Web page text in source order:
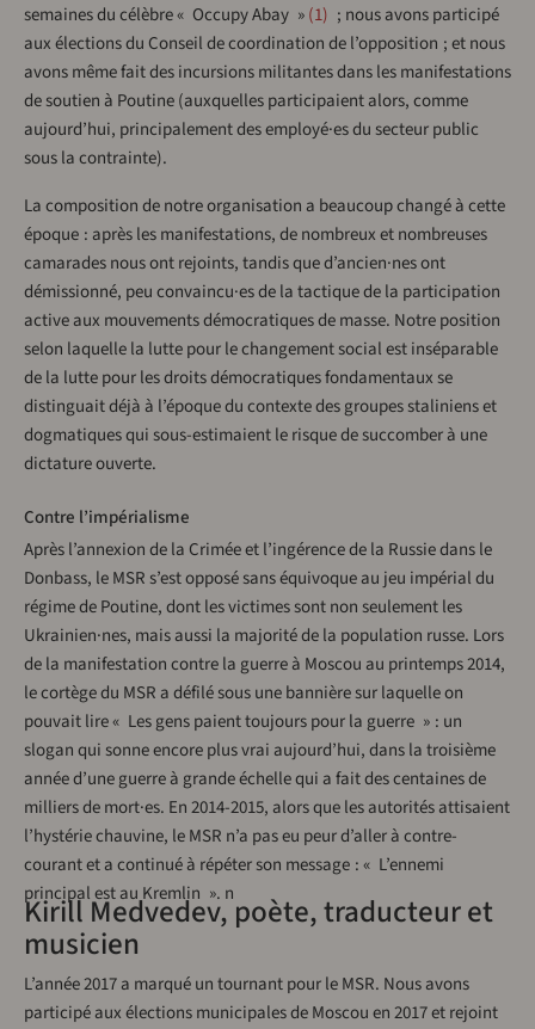
semaines du célèbre « Occupy Abay » 1
; nous avons participé
aux élections du Conseil de coordination de l’opposition ; et nous
avons même fait des incursions militantes dans les manifestations
de soutien à Poutine (auxquelles participaient alors, comme
aujourd’hui, principalement des employé·es du secteur public
sous la contrainte).
La composition de notre organisation a beaucoup changé à cette
époque : après les manifestations, de nombreux et nombreuses
camarades nous ont rejoints, tandis que d’ancien·nes ont
démissionné, peu convaincu·es de la tactique de la participation
active aux mouvements démocratiques de masse. Notre position
selon laquelle la lutte pour le changement social est inséparable
de la lutte pour les droits démocratiques fondamentaux se
distinguait déjà à l’époque du contexte des groupes staliniens et
dogmatiques qui sous-estimaient le risque de succomber à une
dictature ouverte.
Contre l’impérialisme
Après l’annexion de la Crimée et l’ingérence de la Russie dans le
Donbass, le MSR s’est opposé sans équivoque au jeu impérial du
régime de Poutine, dont les victimes sont non seulement les
Ukrainien·nes, mais aussi la majorité de la population russe. Lors
de la manifestation contre la guerre à Moscou au printemps 2014,
le cortège du MSR a défilé sous une bannière sur laquelle on
pouvait lire « Les gens paient toujours pour la guerre » : un
slogan qui sonne encore plus vrai aujourd’hui, dans la troisième
année d’une guerre à grande échelle qui a fait des centaines de
milliers de mort·es. En 2014-2015, alors que les autorités attisaient
l’hystérie chauvine, le MSR n’a pas eu peur d’aller à contre-
courant et a continué à répéter son message : « L’ennemi
principal est au Kremlin ». n
Kirill Medvedev, poète, traducteur et
musicien
L’année 2017 a marqué un tournant pour le MSR. Nous avons
participé aux élections municipales de Moscou en 2017 et rejoint